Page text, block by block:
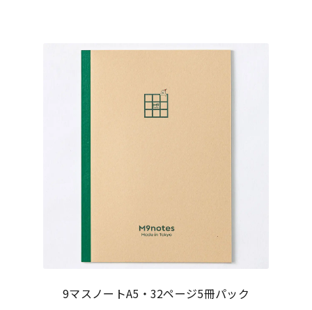
9マスノートA5・32ページ5冊パック